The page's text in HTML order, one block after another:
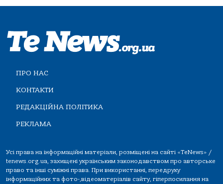
ПРО НАС
КОНТАКТИ
РЕДАКЦІЙНА ПОЛІТИКА
РЕКЛАМА
Усі права на інформаційні матеріали, розміщені на сайті «TeNews» /
tenews.org.ua, захищені українським законодавством про авторське
право та інші суміжні права. При використанні, передруку
інформаційних та фото-,відеоматеріалів сайту, гіперпосилання на